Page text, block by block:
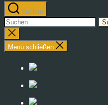
Suchen
Suchen
nach:
Suche
schließen
Menü schließen